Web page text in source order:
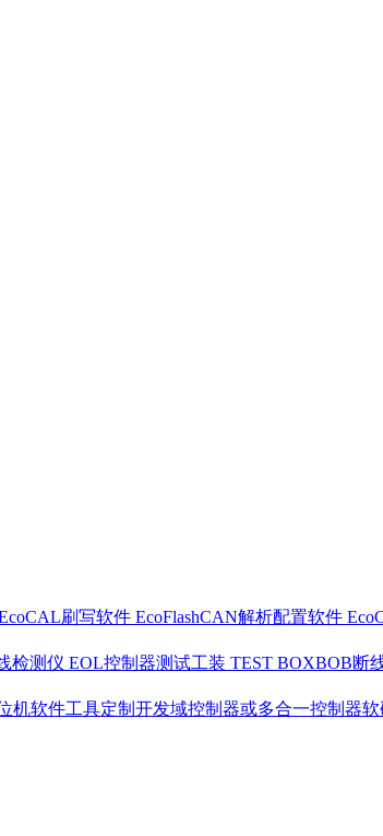
刷写软件 EcoFlashCAN解析配置软件
检测仪 EOL控制器测试工装 TEST BOXBOB断
位机软件工具定制开发域控制器或多合一控制器